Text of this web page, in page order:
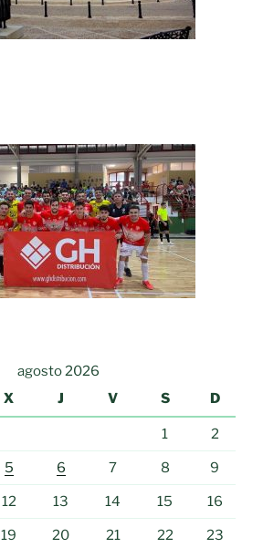
agosto 2026
X J V S D
1 2
5 6 7 8 9
12 13 14 15 16
19 20 21 22 23